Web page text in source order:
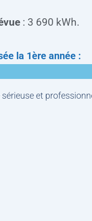
: 3 690 kWh.
la 1ère année :
et